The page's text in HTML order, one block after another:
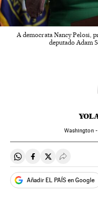
A democrata Nancy Pelosi,
deputado Adam
Washington -
Compartir en Whatsapp
Compartir en
Compartir en
Desplegar
Añadir EL PAÍS en Google